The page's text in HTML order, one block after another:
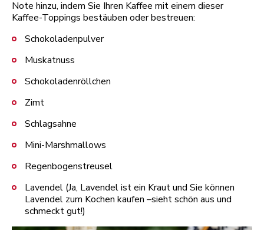
Note hinzu, indem Sie Ihren Kaffee mit einem dieser
Kaffee-Toppings bestäuben oder bestreuen:
Schokoladenpulver
Muskatnuss
Schokoladenröllchen
Zimt
Schlagsahne
Mini-Marshmallows
Regenbogenstreusel
Lavendel (Ja, Lavendel ist ein Kraut und Sie können
Lavendel zum Kochen kaufen –sieht schön aus und
schmeckt gut!)